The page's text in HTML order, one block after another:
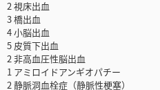
2 視床出血
3 橋出血
4 小脳出血
5 皮質下出血
2 非高血圧性脳出血
1 アミロイドアンギオパチー
2 静脈洞血栓症（静脈性梗塞）